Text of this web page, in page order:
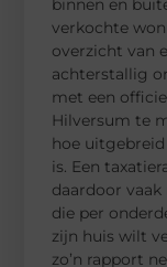
verkochte
overzicht van
achterstallig
met een
Hilversum te
hoe
is. Een
daardoor vaak
die per
zijn huis wilt
zo’n rapport